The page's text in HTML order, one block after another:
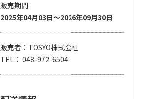
販売期間
2025年04月03日～2026年09月30日
販売者：TOSYO株式会社
TEL： 048-972-6504